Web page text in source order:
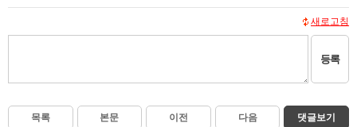
새로고침
등록
목록 본문 이전 다음 댓글보기